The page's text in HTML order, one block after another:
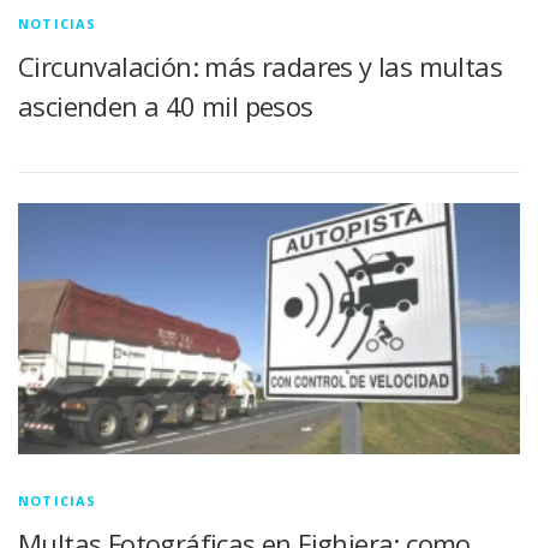
NOTICIAS
Circunvalación: más radares y las multas
ascienden a 40 mil pesos
NOTICIAS